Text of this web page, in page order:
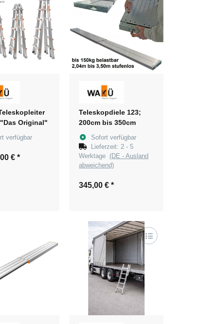
Original"
verfügbar
€ *
Teleskopdiele 123;
200cm bis 350cm
Sofort verfügbar
Lieferzeit: 2 - 5
Werktage (DE - Ausland
abweichend)
345,00 €*